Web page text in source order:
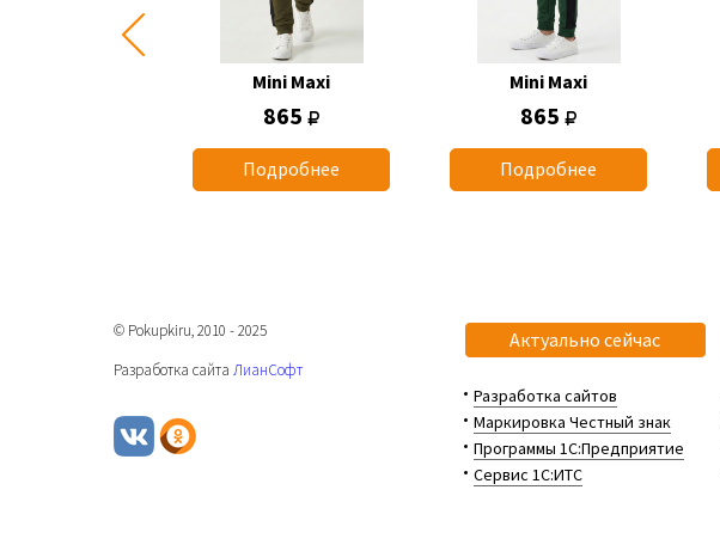
Mini Maxi
865
Подробнее
Mini Maxi
865
Подробнее
Актуально сейчас
Разработка сайтов
Маркировка Честный знак
Программы 1С:Предприятие
Сервис 1С:ИТС
© Pokupkiru, 2010 - 2025
Разработка сайта ЛианСофт